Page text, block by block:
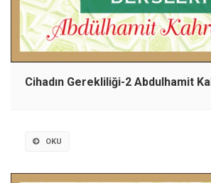
Cihadın Gerekliliği-2 Abdulhamit
OKU